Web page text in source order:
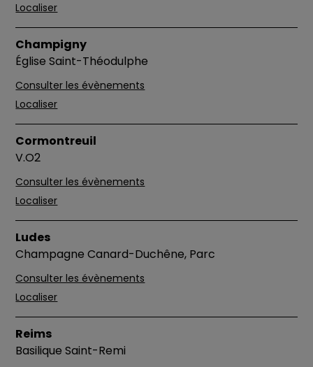
Localiser
Champigny
Église Saint-Théodulphe
Consulter les évènements
Localiser
Cormontreuil
V.O2
Consulter les évènements
Localiser
Ludes
Champagne Canard-Duchêne, Parc
Consulter les évènements
Localiser
Reims
Basilique Saint-Remi